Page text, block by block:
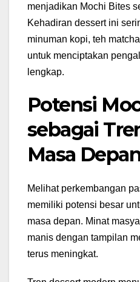
menjadikan Mochi Bites
Kehadiran dessert ini
minuman kopi, teh
untuk menciptakan
lengkap.
Potensi
sebagai
Masa
Melihat perkembangan
memiliki potensi besar
masa depan. Minat
manis dengan tampilan
terus meningkat.